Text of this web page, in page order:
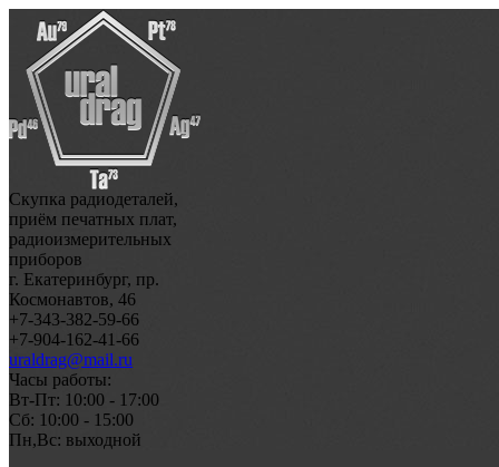
Скупка радиодеталей,
приём печатных плат,
радиоизмерительных
приборов
г. Екатеринбург, пр.
Космонавтов, 46
+7-343-382-59-66
+7-904-162-41-66
uraldrag@mail.ru
Часы работы:
Вт-Пт: 10:00 - 17:00
Сб: 10:00 - 15:00
Пн,Вс: выходной